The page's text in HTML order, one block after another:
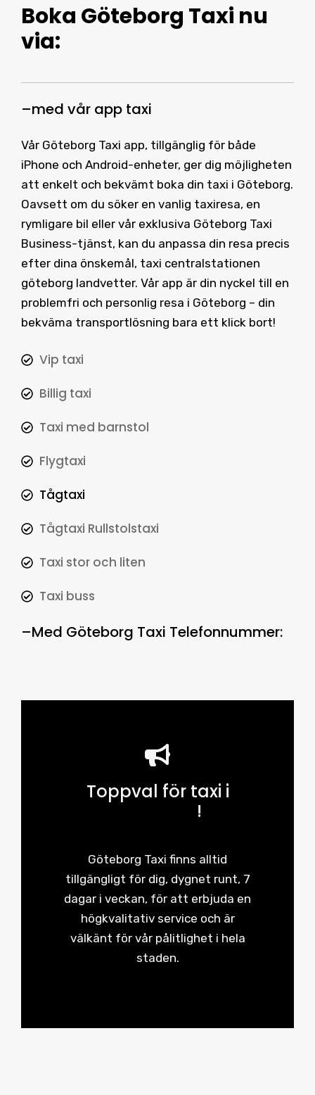
Boka Göteborg Taxi nu
via:
–med vår app taxi
Vår Göteborg Taxi app, tillgänglig för både
iPhone och Android-enheter, ger dig möjligheten
att enkelt och bekvämt boka din taxi i Göteborg.
Oavsett om du söker en vanlig taxiresa, en
rymligare bil eller vår exklusiva Göteborg Taxi
Business-tjänst, kan du anpassa din resa precis
efter dina önskemål, taxi centralstationen
göteborg landvetter. Vår app är din nyckel till en
problemfri och personlig resa i Göteborg – din
bekväma transportlösning bara ett klick bort!
Vip taxi
Billig taxi
Taxi med barnstol
Flygtaxi
Tågtaxi
Tågtaxi Rullstolstaxi
Taxi stor och liten
Taxi buss
–Med Göteborg Taxi Telefonnummer:
Toppval för taxi i
!
Göteborg Taxi finns alltid
tillgängligt för dig, dygnet runt, 7
dagar i veckan, för att erbjuda en
högkvalitativ service och är
välkänt för vår pålitlighet i hela
staden.